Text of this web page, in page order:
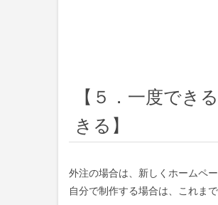
【５．一度でき
きる】
外注の場合は、新しくホームペ
自分で制作する場合は、これま